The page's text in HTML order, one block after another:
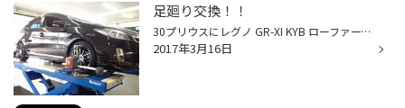
足廻り交換！！
30プリウスにレグノ GR-XI KYB ローファースポーツ・タナベ NF210取付＆アライメント 16系カローラフィールダーに タナベ ZT40取付＆アライメント 取付作業中を撮影！ 全体写真は残念ながら撮り忘れてしまいました。。。m(__)m どこかでかっこいいフィールダー走ってるかも！
2017年3月16日